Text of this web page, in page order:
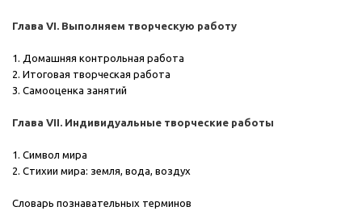
Глава VI. Выполняем творческую работу
1. Домашняя контрольная работа
2. Итоговая творческая работа
3. Самооценка занятий
Глава VII. Индивидуальные творческие работы
1. Символ мира
2. Стихии мира: земля, вода, воздух
Словарь познавательных терминов